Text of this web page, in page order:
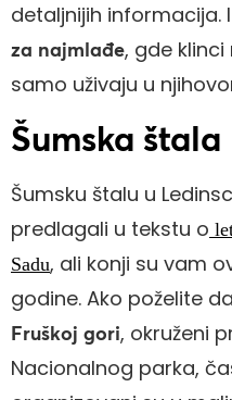
detaljnijih informacija.
za najmlađe, gde
samo uživaju u
Šumska štala
Šumsku štalu u
predlagali u tekstu o
Sadu, ali konji su vam
godine. Ako poželite
Fruškoj gori, okruženi
Nacionalnog parka,